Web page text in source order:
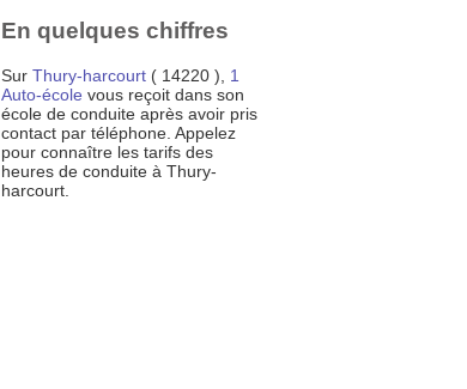
En quelques chiffres
Sur Thury-harcourt ( 14220 ), 1
Auto-école vous reçoit dans son
école de conduite après avoir pris
contact par téléphone. Appelez
pour connaître les tarifs des
heures de conduite à Thury-
harcourt.